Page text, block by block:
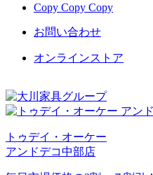
Copy Copy Copy
お問い合わせ
オンラインストア
トゥデイ・オーケー
アンドデコ中部店